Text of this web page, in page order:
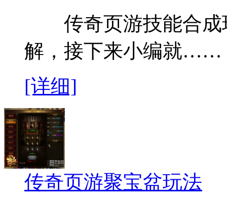
传奇页游技能合成
解，接下来小编就……
[详细]
传奇页游聚宝盆玩法